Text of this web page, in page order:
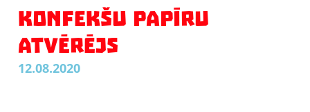
KONFEKŠU PAPĪRU
ATVĒRĒJS
12.08.2020